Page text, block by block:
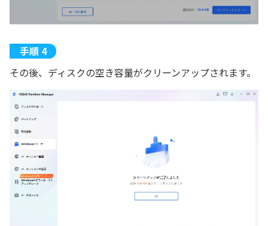
その後、ディスクの空き容量がクリーンアップされます。